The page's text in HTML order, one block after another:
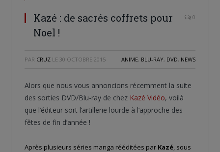
Kazé : de sacrés coffrets pour
Noel !
0
PAR CRUZ LE 30 OCTOBRE 2015 ANIME, BLU-RAY, DVD, NEWS
Alors que nous vous annoncions récemment la suite
des sorties DVD/Blu-ray de chez Kazé Vidéo, voilà
que l’éditeur sort l’artillerie lourde à l’approche des
fêtes de fin d’année !
Après plusieurs séries manga rééditées par Kazé, sous